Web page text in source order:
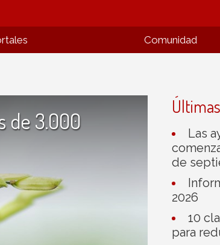
Comunidad
de 3.000
Las
de
2026
10
para